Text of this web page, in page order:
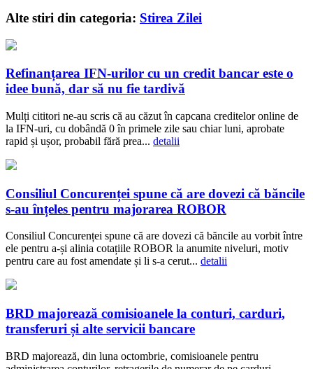
Alte stiri din categoria: Stirea Zilei
Refinanțarea IFN-urilor cu un credit bancar este o
idee bună, dar să nu fie tardivă
Mulți cititori ne-au scris că au căzut în capcana creditelor online de
la IFN-uri, cu dobândă 0 în primele zile sau chiar luni, aprobate
rapid și ușor, probabil fără prea... detalii
Consiliul Concurenței spune că are dovezi că băncile
s-au înțeles pentru majorarea ROBOR
Consiliul Concurenței spune că are dovezi că băncile au vorbit între
ele pentru a-și alinia cotațiile ROBOR la anumite niveluri, motiv
pentru care au fost amendate și li s-a cerut... detalii
BRD majorează comisioanele la conturi, carduri,
transferuri și alte servicii bancare
BRD majorează, din luna octombrie, comisioanele pentru